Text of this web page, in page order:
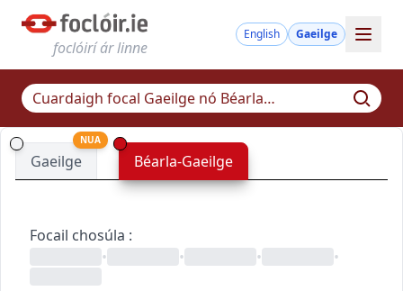
foclóirí ár linne
English Gaeilge
Gaeilge
NUA
Béarla-Gaeilge
Focail chosúla :
•
• • •